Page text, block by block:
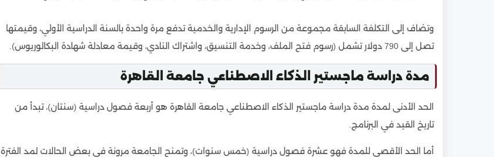
وتضاف إلى التكلفة السابقة مجموعة من الرسوم الإدارية والخدمية تدفع مرة واحدة بالسنة الدراسية الأولي، وقيمتها
تصل إلى 790 دولار تشمل (رسوم فتح الملف، وخدمة التنسيق، واشتراك النادي، وقيمة معادلة شهادة البكالوريوس).
مدة دراسة ماجستير الذكاء الاصطناعي جامعة القاهرة
الحد الأدنى لمدة مدة دراسة ماجستير الذكاء الاصطناعي جامعة القاهرة هو أربعة فصول دراسية (سنتان)، تبدأ من
تاريخ القيد في البرنامج.
أما الحد الأقصى للمدة فهو عشرة فصول دراسية (خمس سنوات)، وتمنح الجامعة مرونة في بعض الحالات لمد الفترة